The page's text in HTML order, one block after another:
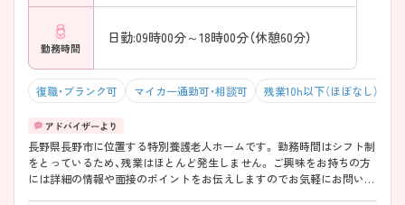
勤務時間
日勤:09時00分～18時00分（休憩60分）
復職・ブランク可 マイカー通勤可・相談可 残業10h以下（ほぼなし）
長野県長野市に位置する特別養護老人ホームです。 勤務時間はシフト制
をとっているため、残業はほとんど発生しません。 ご興味をお持ちの方
には詳細の情報や面接のポイントをお伝えしますのでお気軽にお問い合